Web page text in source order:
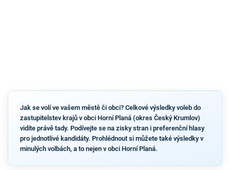
Jak se volí ve vašem městě či obci? Celkové výsledky voleb do
zastupitelstev krajů v obci Horní Planá (okres Český Krumlov)
vidíte právě tady. Podívejte se na zisky stran i preferenční hlasy
pro jednotlivé kandidáty. Prohlédnout si můžete také výsledky v
minulých volbách, a to nejen v obci Horní Planá.